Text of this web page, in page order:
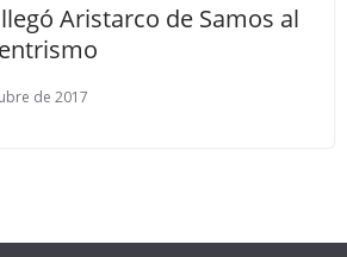
Aristarco de Samos al
de 2017